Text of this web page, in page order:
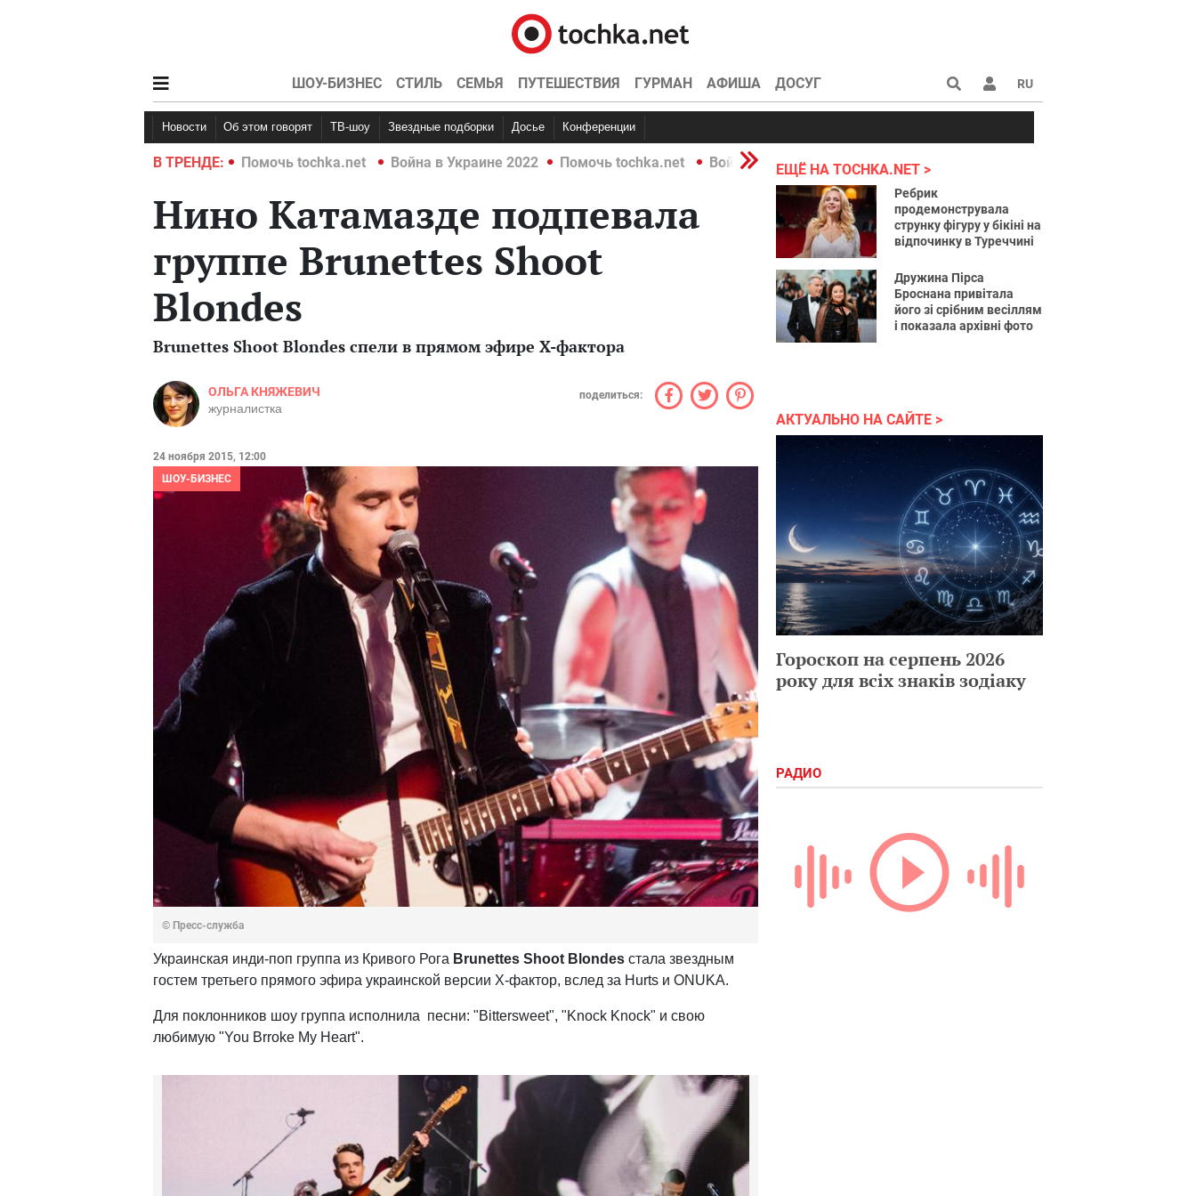
ШОУ-БИЗНЕС СТИЛЬ СЕМЬЯ ПУТЕШЕСТВИЯ ГУРМАН АФИША ДОСУГ RU
Новости Об этом говорят ТВ-шоу Звездные подборки Досье Конференции
В ТРЕНДЕ:
Война в Украине 2022 Помочь tochka.net Война в Украине 2022 Помочь tochka.net Война в Украине 2022
Нино Катамазде подпевала
группе Brunettes Shoot
Blondes
Brunettes Shoot Blondes спели в прямом эфире Х-фактора
ОЛЬГА КНЯЖЕВИЧ
журналистка
поделиться:
24 ноября 2015, 12:00
ШОУ-БИЗНЕС
© Пресс-служба
Украинская инди-поп группа из Кривого Рога Brunettes Shoot Blondes стала звездным
гостем третьего прямого эфира украинской версии Х-фактор, вслед за Hurts и ONUKA.
Для поклонников шоу группа исполнила песни: "Bittersweet", "Knock Knock" и свою
любимую "You Brroke My Heart".
ЕЩЁ НА TOCHKA.NET
Ребрик
продемонструвала
струнку фігуру у бікіні на
відпочинку в Туреччині
Дружина Пірса
Броснана привітала
його зі срібним весіллям
і показала архівні фото
АКТУАЛЬНО НА САЙТЕ
Гороскоп на серпень 2026
року для всіх знаків зодіаку
РАДИО